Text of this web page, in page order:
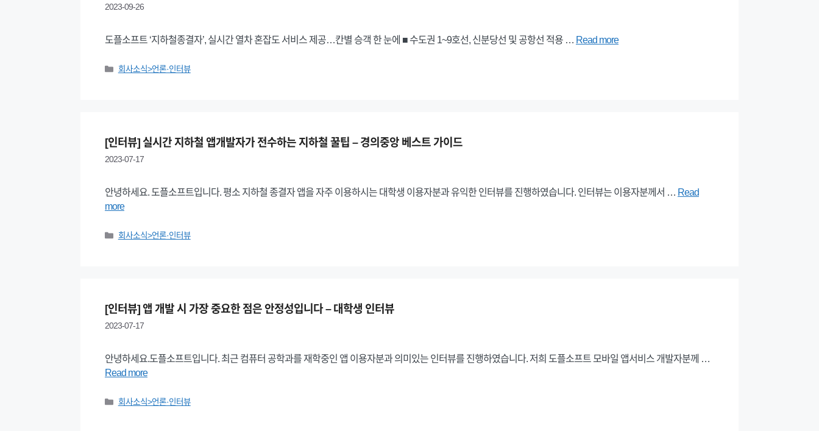
2023-09-26
도플소프트 ‘지하철종결자’, 실시간 열차 혼잡도 서비스 제공…칸별 승객 한 눈에 ■ 수도권 1~9호선, 신분당선 및 공항선 적용 … Read more
Categories
회사소식>언론·인터뷰
[인터뷰] 실시간 지하철 앱개발자가 전수하는 지하철 꿀팁 – 경의중앙 베스트 가이드
2023-07-17
안녕하세요. 도플소프트입니다. 평소 지하철 종결자 앱을 자주 이용하시는 대학생 이용자분과 유익한 인터뷰를 진행하였습니다. 인터뷰는 이용자분께서 … Read
more
Categories
회사소식>언론·인터뷰
[인터뷰] 앱 개발 시 가장 중요한 점은 안정성입니다 – 대학생 인터뷰
2023-07-17
안녕하세요.도플소프트입니다. 최근 컴퓨터 공학과를 재학중인 앱 이용자분과 의미있는 인터뷰를 진행하였습니다. 저희 도플소프트 모바일 앱서비스 개발자분께 …
Read more
Categories
회사소식>언론·인터뷰